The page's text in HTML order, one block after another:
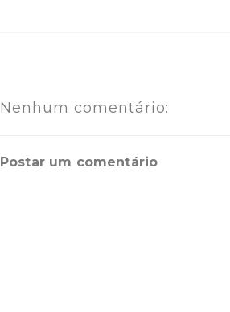
Nenhum comentário:
Postar um comentário